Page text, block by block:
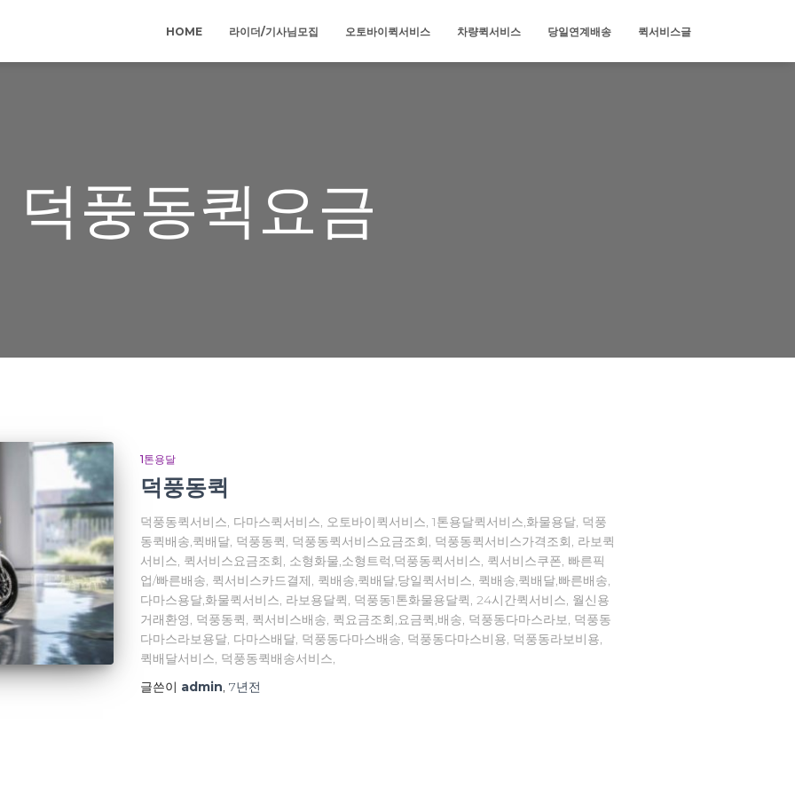
HOME 라이더/기사님모집 오토바이퀵서비스 차량퀵서비스 당일연계배송 퀵서비스글
덕풍동퀵요금
1톤용달
덕풍동퀵
덕풍동퀵서비스, 다마스퀵서비스, 오토바이퀵서비스, 1톤용달퀵서비스,화물용달, 덕풍
동퀵배송,퀵배달, 덕풍동퀵, 덕풍동퀵서비스요금조회, 덕풍동퀵서비스가격조회, 라보퀵
서비스, 퀵서비스요금조회, 소형화물,소형트럭,덕풍동퀵서비스, 퀵서비스쿠폰, 빠른픽
업/빠른배송, 퀵서비스카드결제, 퀵배송,퀵배달,당일퀵서비스, 퀵배송,퀵배달,빠른배송,
다마스용달,화물퀵서비스, 라보용달퀵, 덕풍동1톤화물용달퀵, 24시간퀵서비스, 월신용
거래환영, 덕풍동퀵, 퀵서비스배송, 퀵요금조회,요금퀵,배송, 덕풍동다마스라보, 덕풍동
다마스라보용달, 다마스배달, 덕풍동다마스배송, 덕풍동다마스비용, 덕풍동라보비용,
퀵배달서비스, 덕풍동퀵배송서비스,
글쓴이 admin, 7년전